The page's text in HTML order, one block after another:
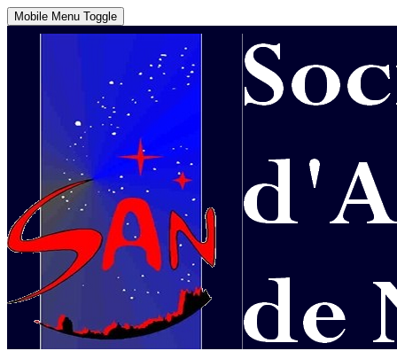
Mobile Menu Toggle